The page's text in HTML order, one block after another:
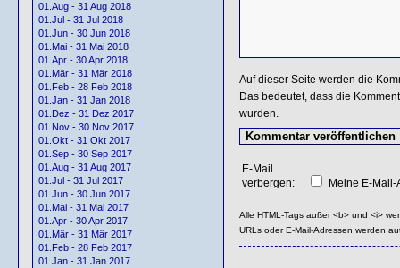
01.Aug - 31 Aug 2018
01.Jul - 31 Jul 2018
01.Jun - 30 Jun 2018
01.Mai - 31 Mai 2018
01.Apr - 30 Apr 2018
01.Mär - 31 Mär 2018
01.Feb - 28 Feb 2018
01.Jan - 31 Jan 2018
01.Dez - 31 Dez 2017
01.Nov - 30 Nov 2017
01.Okt - 31 Okt 2017
01.Sep - 30 Sep 2017
01.Aug - 31 Aug 2017
01.Jul - 31 Jul 2017
01.Jun - 30 Jun 2017
01.Mai - 31 Mai 2017
01.Apr - 30 Apr 2017
01.Mär - 31 Mär 2017
01.Feb - 28 Feb 2017
01.Jan - 31 Jan 2017
Auf dieser Seite werden die
Das bedeutet, dass die
wurden.
E-Mail
verbergen:
Meine E-
Alle HTML-Tags außer <b> und <i>
URLs oder E-Mail-Adressen werden